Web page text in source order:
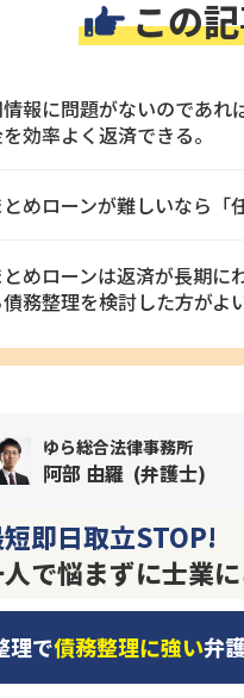
この
報に問題がないのであれ
効率よく返済できる。
めローンが難しいなら「
めローンは返済が長期に
務整理を検討した方がよ
ゆら総合法律事務所
阿部 由羅 (弁護士)
即日取立STOP!
で悩まずに士業
理で債務整理に強い弁